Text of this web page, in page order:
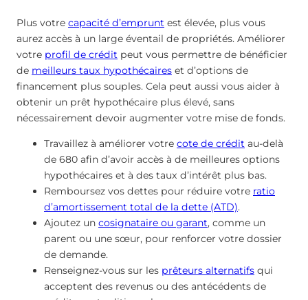
Plus votre capacité d’emprunt est élevée, plus vous
aurez accès à un large éventail de propriétés. Améliorer
votre profil de crédit peut vous permettre de bénéficier
de meilleurs taux hypothécaires et d’options de
financement plus souples. Cela peut aussi vous aider à
obtenir un prêt hypothécaire plus élevé, sans
nécessairement devoir augmenter votre mise de fonds.
Travaillez à améliorer votre cote de crédit au-delà
de 680 afin d’avoir accès à de meilleures options
hypothécaires et à des taux d’intérêt plus bas.
Remboursez vos dettes pour réduire votre ratio
d’amortissement total de la dette (ATD).
Ajoutez un cosignataire ou garant, comme un
parent ou une sœur, pour renforcer votre dossier
de demande.
Renseignez-vous sur les prêteurs alternatifs qui
acceptent des revenus ou des antécédents de